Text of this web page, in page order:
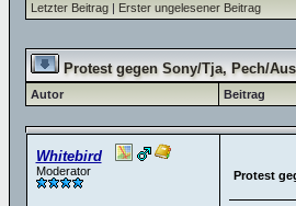
Letzter Beitrag| Erster ungelesener Beitrag
Protest gegen Sony/Tja, Pech/
Autor Beitrag
Whitebird
Moderator Protest